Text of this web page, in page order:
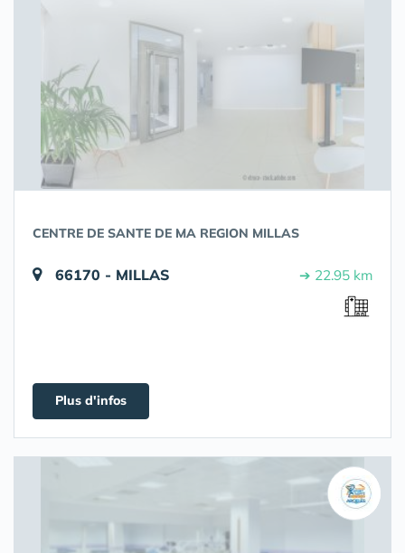
CENTRE DE SANTE DE MA REGION MILLAS
66170 - MILLAS ➔ 22.95 km
Plus d'infos